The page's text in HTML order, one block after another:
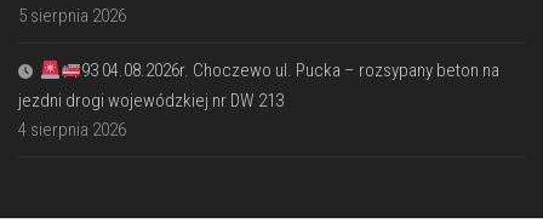
5 sierpnia 2026
93 04.08.2026r. Choczewo ul. Pucka – rozsypany beton na
jezdni drogi wojewódzkiej nr DW 213
4 sierpnia 2026